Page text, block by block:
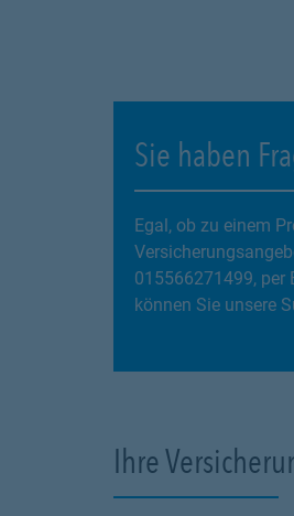
Sie haben
Egal, ob zu einem
015566271499, per
können Sie unsere
Ihre